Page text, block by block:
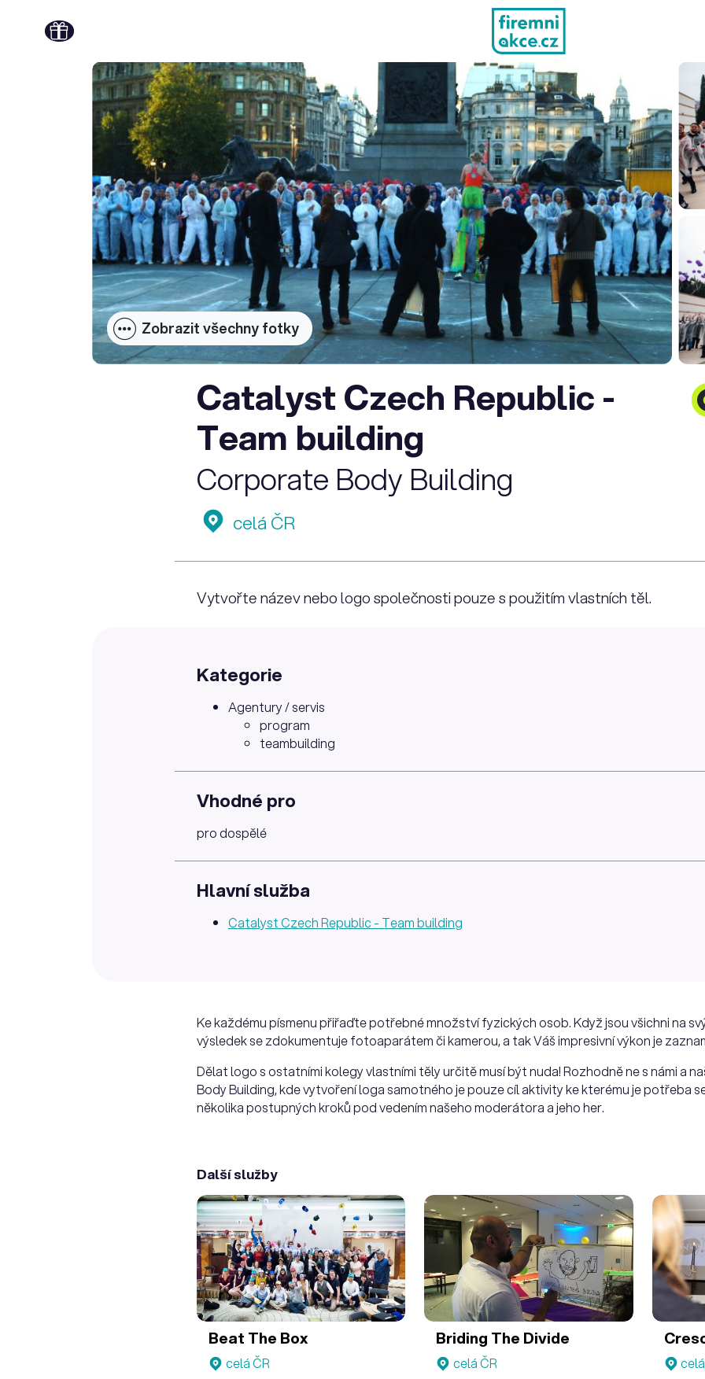
Zobrazit všechny fotky
Catalyst Czech Republic -
Team building
Corporate Body Building
celá ČR
Vytvořte název nebo logo společnosti pouze s použitím vlastních těl.
Kategorie
Agentury / servis
program
teambuilding
Vhodné pro
pro dospělé
Hlavní služba
Catalyst Czech Republic - Team building
Ke každému písmenu přiřaďte potřebné množství fyzických osob. Když jsou všichni na
výsledek se zdokumentuje fotoaparátem či kamerou, a tak Váš impresivní výkon je
Dělat logo s ostatními kolegy vlastními těly určitě musí být nuda! Rozhodně ne s námi a
Body Building, kde vytvoření loga samotného je pouze cíl aktivity ke kterému je potřeba
několika postupných kroků pod vedením našeho moderátora a jeho her.
Další služby
Beat The Box
celá ČR
Briding The Divide
celá ČR